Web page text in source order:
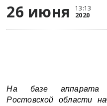
26 июня 13:13
2020
На базе аппарата
Ростовской области